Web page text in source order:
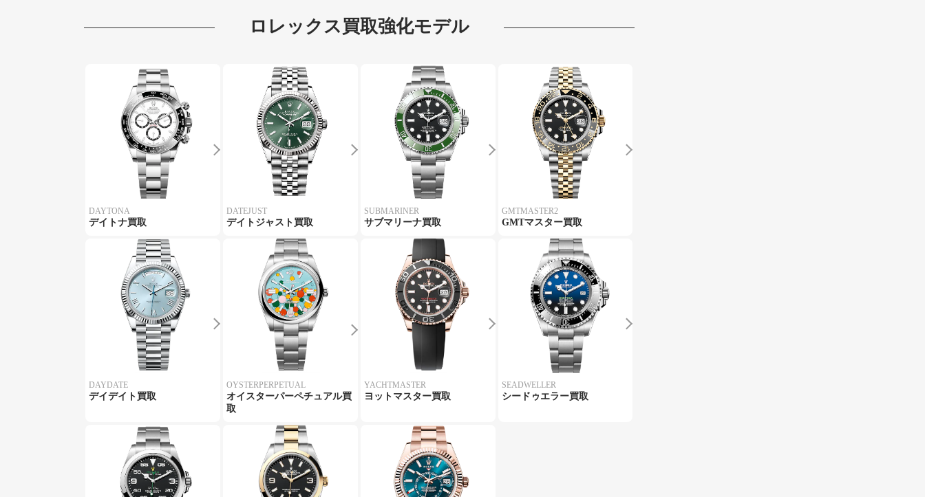
ロレックス買取強化モデル
DAYTONA
デイトナ買取
DATEJUST
デイトジャスト買取
SUBMARINER
サブマリーナ買取
GMTMASTER2
GMTマスター買取
DAYDATE
デイデイト買取
OYSTERPERPETUAL
オイスターパーペチュアル買
取
YACHTMASTER
ヨットマスター買取
SEADWELLER
シードゥエラー買取